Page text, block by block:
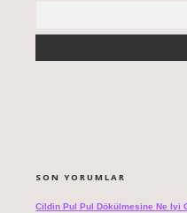
SON YORUMLAR
Cildin Pul Pul Dökülmesine Ne Iyi